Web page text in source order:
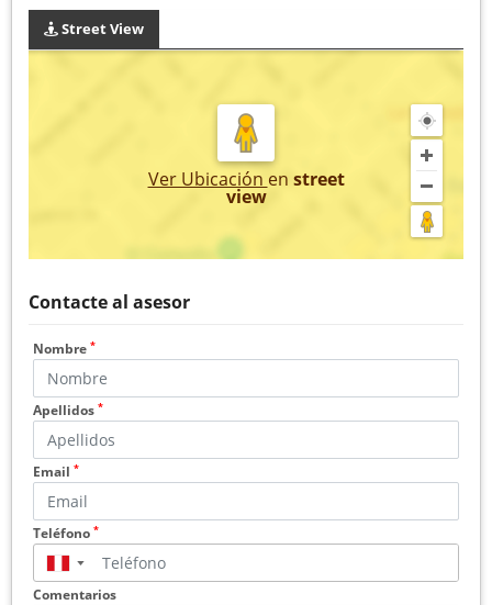
Street View
Ver Ubicación en street
view
Contacte al asesor
Nombre *
Apellidos *
Email *
Teléfono *
▼
Comentarios